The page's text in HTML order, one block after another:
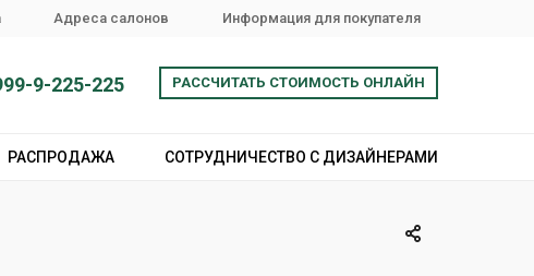
Адреса салонов Информация для покупателя
9-225-225 РАССЧИТАТЬ СТОИМОСТЬ ОНЛАЙН
РАСПРОДАЖА СОТРУДНИЧЕСТВО С ДИЗАЙНЕРАМИ